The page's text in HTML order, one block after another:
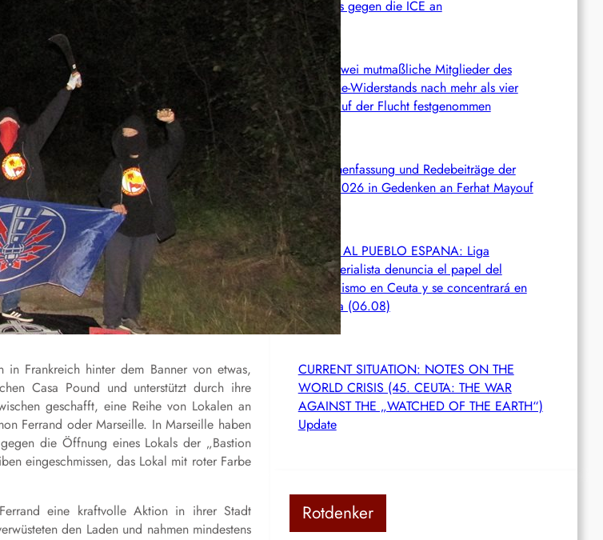
in Frankreich hinter dem Banner von etwas,
Casa Pound und unterstützt durch ihre
geschafft, eine Reihe von Lokalen an
Ferrand oder Marseille. In Marseille haben
gegen die Öffnung eines Lokals der „Bastion
eingeschmissen, das Lokal mit roter Farbe
eine kraftvolle Aktion in ihrer Stadt
den Laden und nahmen mindestens
Kampfes gegen die ICE an
Chile: Zwei mutmaßliche Mitglieder des
Mapuche-Widerstands nach mehr als vier
Jahren auf der Flucht festgenommen
Zusammenfassung und Redebeiträge der
Demo 2026 in Gedenken an Ferhat Mayouf
SERVIR AL PUEBLO ESPANA: Liga
Antiimperialista denuncia el papel del
imperialismo en Ceuta y se concentrará en
València (06.08)
CURRENT SITUATION: NOTES ON THE
WORLD CRISIS (45. CEUTA: THE WAR
AGAINST THE „WATCHED OF THE EARTH“)
Update
Rotdenker